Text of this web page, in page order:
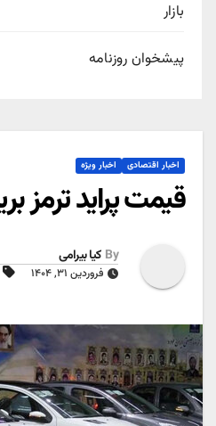
بازار
پیشخوان روزنامه
اخبار اقتصادی اخبار ویژه
قیمت پراید ترمز
By کیا بیرامی
فروردین ۳۱, ۱۴۰۴